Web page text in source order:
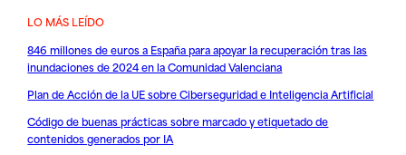
LO MÁS LEÍDO
846 millones de euros a España para apoyar la recuperación tras las
inundaciones de 2024 en la Comunidad Valenciana
Plan de Acción de la UE sobre Ciberseguridad e Inteligencia Artificial
Código de buenas prácticas sobre marcado y etiquetado de
contenidos generados por IA